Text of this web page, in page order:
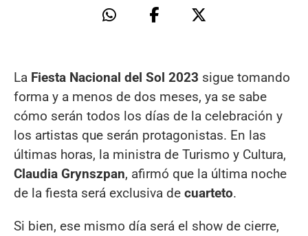
La Fiesta Nacional del Sol 2023 sigue tomando
forma y a menos de dos meses, ya se sabe
cómo serán todos los días de la celebración y
los artistas que serán protagonistas. En las
últimas horas, la ministra de Turismo y Cultura,
Claudia Grynszpan, afirmó que la última noche
de la fiesta será exclusiva de cuarteto.
Si bien, ese mismo día será el show de cierre,